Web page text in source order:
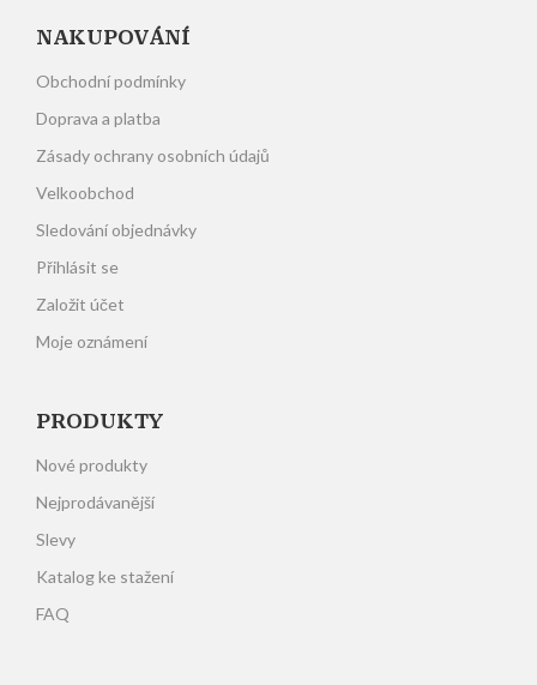
NAKUPOVÁNÍ
Obchodní podmínky
Doprava a platba
Zásady ochrany osobních údajů
Velkoobchod
Sledování objednávky
Přihlásit se
Založit účet
Moje oznámení
PRODUKTY
Nové produkty
Nejprodávanější
Slevy
Katalog ke stažení
FAQ